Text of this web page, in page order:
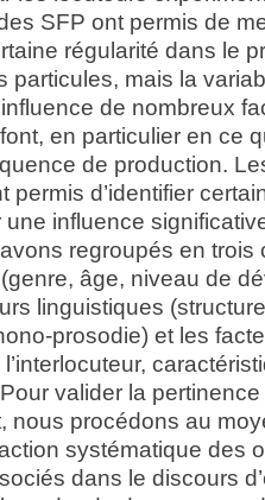
SFP ont permis de
régularité dans le
particules, mais la
de nombreux
font, en particulier en ce
de production.
permis d’identifier
influence
regroupés en trois
âge, niveau de
linguistiques
prosodie) et les
valider la
nous procédons au
systématique des
dans le discours